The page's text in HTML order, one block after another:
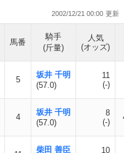
2002/12/21 00:00
馬番
騎手
(斤量)
人気
(オッズ)
5
坂井 千明
(57.0)
11
(-)
4
坂井 千明
(57.0)
8
(-)
柴田 善臣
10